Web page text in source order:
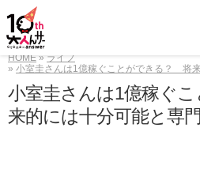
HOME
ライフ
小室圭さんは1億稼ぐことができる？ 将
小室圭さんは1億稼ぐ
来的には十分可能と専